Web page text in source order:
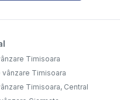
Timisoara
Timisoara
Timisoara, Central